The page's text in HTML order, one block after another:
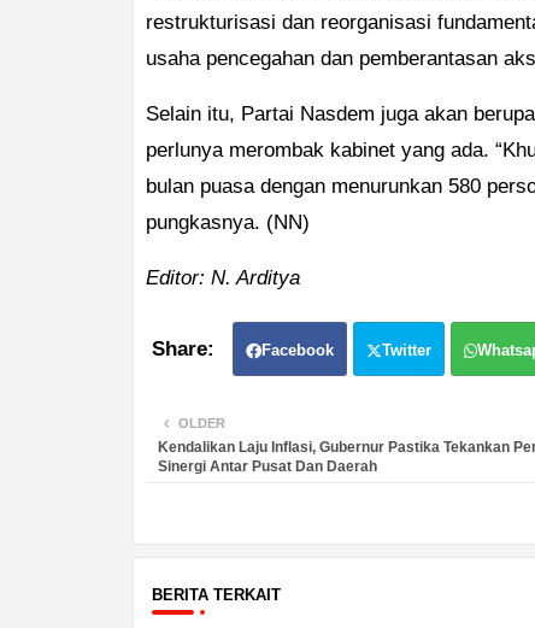
restrukturisasi dan reorganisasi
usaha pencegahan dan pemberantasan
Selain itu, Partai Nasdem juga akan
perlunya merombak kabinet yang ada.
bulan puasa dengan menurunkan 580
pungkasnya. (NN)
Editor: N. Arditya
Facebook Twitter
OLDER
Kendalikan Laju Inflasi, Gubernur Pastika Tekankan
Sinergi Antar Pusat Dan Daerah
BERITA TERKAIT